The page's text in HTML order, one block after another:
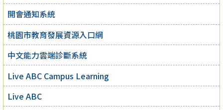
開會通知系統
桃園市教育發展資源入口網
中文能力雲端診斷系統
Live ABC Campus Learning
Live ABC